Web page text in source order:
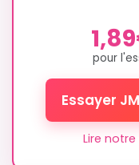
pour
Essayer
Lire notre